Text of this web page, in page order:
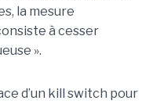
la mesure
à cesser
».
d’un kill switch pour